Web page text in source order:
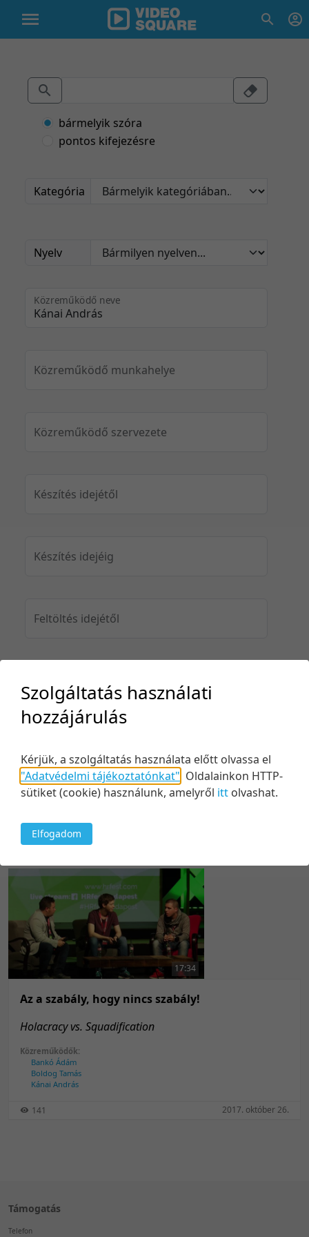
bármelyik szóra
pontos kifejezésre
Kategória
Nyelv
Közreműködő neve
Közreműködő munkahelye
Közreműködő szervezete
Készítés idejétől
Készítés idejéig
Feltöltés idejétől
Keresés
Relevancia szerint
Kezdés/felvétel dátuma szerint
Kezdés/felvétel dátuma szerint
Feltöltés dátuma szerint
Feltöltés dátuma szerint
Utolsó módosítás szerint
Utolsó módosítás szerint
1 tétel
100 tétel/oldal
5 tétel/oldal
10 tétel/oldal
20 tétel/oldal
50 tétel/oldal
100 tétel/oldal
17:34
Az a szabály, hogy nincs szabály!
Holacracy vs. Squadification
Közreműködők:
Bankó Ádám
Boldog Tamás
Kánai András
141 2017. október 26.
Támogatás
Telefon
Szolgáltatás használati
hozzájárulás
Kérjük, a szolgáltatás használata előtt olvassa el
"Adatvédelmi tájékoztatónkat" Oldalainkon HTTP-
sütiket (cookie) használunk, amelyről itt olvashat.
Elfogadom